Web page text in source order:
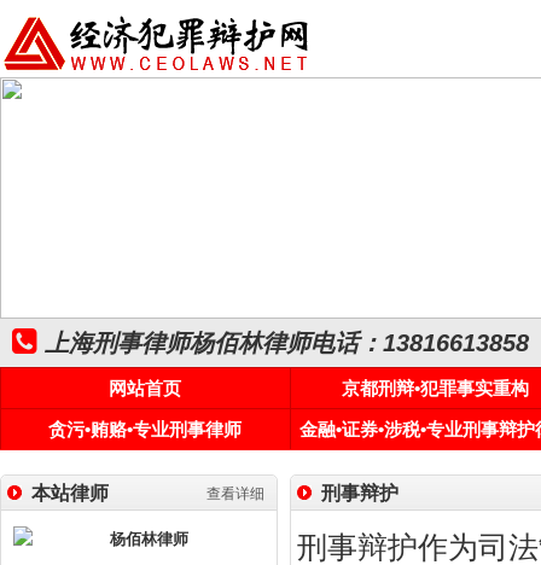
上海刑事律师杨佰林律师电话：13816613858
网站首页
京都刑辩•犯罪事实重构
贪污•贿赂•专业刑事律师
金融•证券•涉税•专业刑事辩护
查看详细
本站律师 刑事辩护
刑事辩护作为司